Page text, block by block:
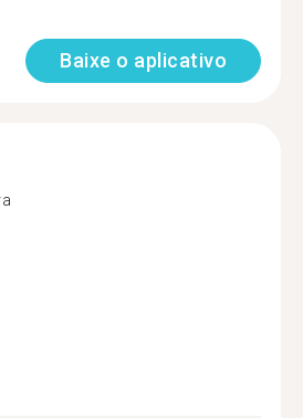
Baixe o aplicativo